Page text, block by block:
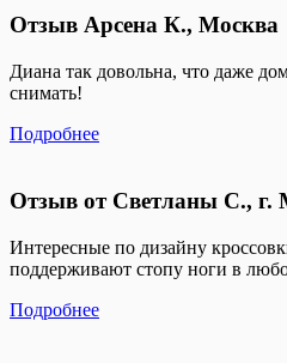
Отзыв Арсена К., Москва
Диана так довольна, что даже
снимать!
Подробнее
Отзыв от Светланы С., г.
Интересные по дизайну
поддерживают стопу ноги в
Подробнее